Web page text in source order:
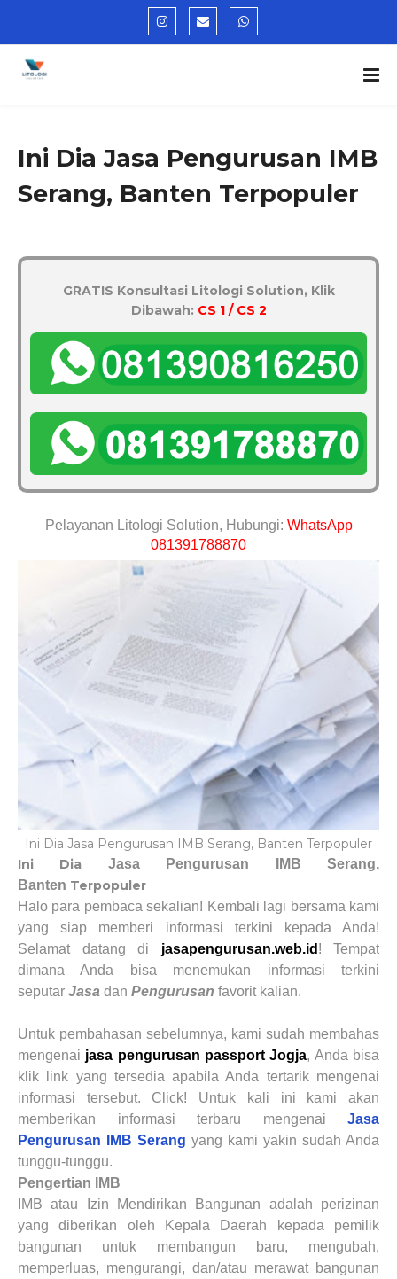
Ini Dia Jasa Pengurusan IMB
Serang, Banten Terpopuler
GRATIS Konsultasi Litologi Solution, Klik
Dibawah: CS 1 / CS 2
Pelayanan Litologi Solution, Hubungi: WhatsApp
081391788870
Ini Dia Jasa Pengurusan IMB Serang, Banten Terpopuler
Ini Dia Jasa Pengurusan IMB Serang,
Banten Terpopuler
Halo para pembaca sekalian! Kembali lagi bersama kami
yang siap memberi informasi terkini kepada Anda!
Selamat datang di jasapengurusan.web.id ! Tempat
dimana Anda bisa menemukan informasi terkini
seputar Jasa dan Pengurusan favorit kalian.
Untuk pembahasan sebelumnya, kami sudah membahas
mengenai jasa pengurusan passport Jogja, Anda bisa
klik link yang tersedia apabila Anda tertarik mengenai
informasi tersebut. Click! Untuk kali ini kami akan
memberikan informasi terbaru mengenai Jasa
Pengurusan IMB Serang yang kami yakin sudah Anda
tunggu-tunggu.
Pengertian IMB
IMB atau Izin Mendirikan Bangunan adalah perizinan
yang diberikan oleh Kepala Daerah kepada pemilik
bangunan untuk membangun baru, mengubah,
memperluas, mengurangi, dan/atau merawat bangunan